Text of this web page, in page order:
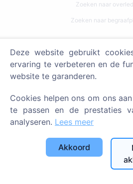
Zoeken naar
Zoeken naar
Contacten
371
Deze website gebruikt
ervaring te verbeteren en de
website te garanderen.
Cookies helpen ons om ons
te passen en de prestaties
analyseren. Lees meer
Akkoord